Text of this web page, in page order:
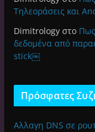
Τηλεοράσεις και
Dimitrologyστο
δεδομένα από
stick￼
Πρόσφατες
Αλλαγη DNS σε